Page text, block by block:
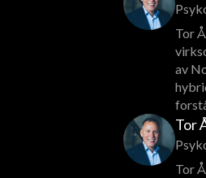
Tor
av
Tor
Tor